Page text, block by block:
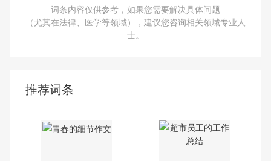
词条内容仅供参考，如果您需要解决具体问题
（尤其在法律、医学等领域），建议您咨询相关领域专业人
士。
推荐词条